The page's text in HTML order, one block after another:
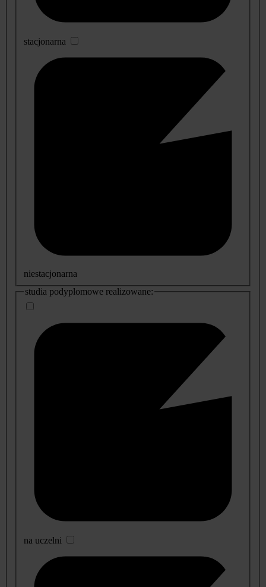
stacjonarna
niestacjonarna
studia podyplomowe realizowane:
na uczelni